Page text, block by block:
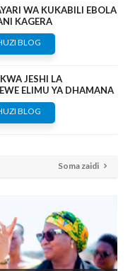
WA KUKABILI EBOLA
KAGERA
BLOG
JESHI LA
ELIMU YA DHAMANA
BLOG
Soma zaidi